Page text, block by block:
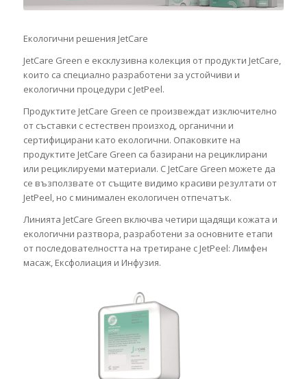
Екологични решения JetCare
JetCare Green е ексклузивна колекция от продукти JetCare,
които са специално разработени за устойчиви и
екологични процедури с JetPeel.
Продуктите JetCare Green се произвеждат изключително
от съставки с естествен произход, органични и
сертифицирани като екологични. Опаковките на
продуктите JetCare Green са базирани на рециклирани
или рециклируеми материали. С JetCare Green можете да
се възползвате от същите видимо красиви резултати от
JetPeel, но с минимален екологичен отпечатък.
Линията JetCare Green включва четири щадящи кожата и
екологични разтвора, разработени за основните етапи
от последователността на третиране с JetPeel: Лимфен
масаж, Ексфолиация и Инфузия.